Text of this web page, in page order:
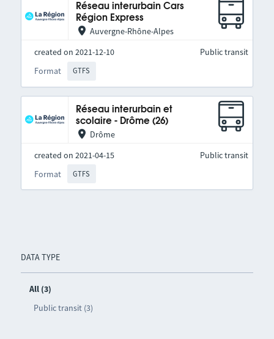
DATA TYPE
All (3)
Public transit (3)
Réseau interurbain Cars
Région Express
Auvergne-Rhône-Alpes
created on 2021-12-10
Format
GTFS
Public transit
Réseau interurbain et
scolaire - Drôme (26)
Drôme
created on 2021-04-15
Format
GTFS
Public transit